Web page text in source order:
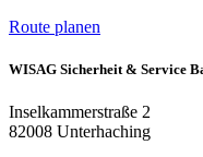
Route planen
WISAG Sicherheit & Service
Inselkammerstraße 2
82008 Unterhaching